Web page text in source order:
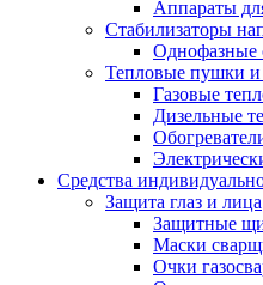
Аппараты
Стабилизаторы
Однофазные
Тепловые пушки и
Газовые
Дизельные
Средства
Защита глаз и лица
Защитные
Маски
Очки